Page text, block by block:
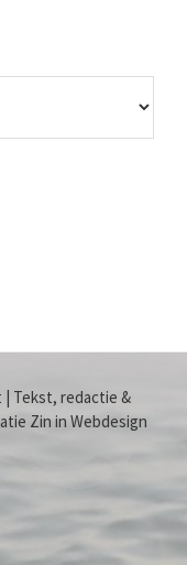
| Tekst, redactie &
Zin in Webdesign